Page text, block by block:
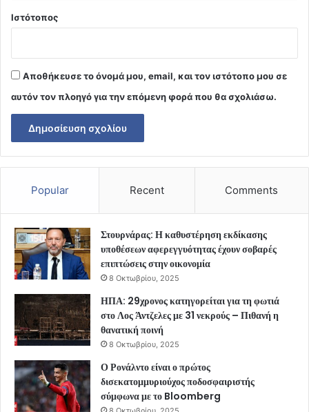
Ιστότοπος
Αποθήκευσε το όνομά μου, email, και τον ιστότοπο μου σε
αυτόν τον πλοηγό για την επόμενη φορά που θα σχολιάσω.
Popular Recent Comments
Στουρνάρας: Η καθυστέρηση εκδίκασης
υποθέσεων αφερεγγυότητας έχουν σοβαρές
επιπτώσεις στην οικονομία
8 Οκτωβρίου, 2025
ΗΠΑ: 29χρονος κατηγορείται για τη φωτιά
στο Λος Άντζελες με 31 νεκρούς – Πιθανή η
θανατική ποινή
8 Οκτωβρίου, 2025
Ο Ρονάλντο είναι ο πρώτος
δισεκατομμυριούχος ποδοσφαιριστής
σύμφωνα με το Bloomberg